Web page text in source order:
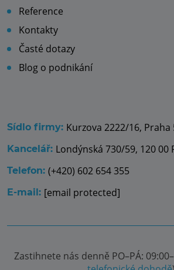
Reference
Kontakty
Časté dotazy
Blog o podnikání
Sídlo firmy: Kurzova 2222/16, Praha
Kancelář: Londýnská 730/59, 120 00
Telefon: (+420) 602 654 355
E-mail: [email protected]
Zastihnete nás denně PO–PÁ: